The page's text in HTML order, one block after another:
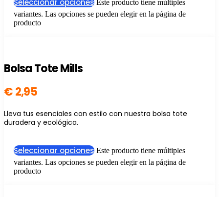
Seleccionar opciones Este producto tiene múltiples
variantes. Las opciones se pueden elegir en la página de
producto
Bolsa Tote Mills
€2,95
Lleva tus esenciales con estilo con nuestra bolsa tote
duradera y ecológica.
Seleccionar opciones Este producto tiene múltiples
variantes. Las opciones se pueden elegir en la página de
producto